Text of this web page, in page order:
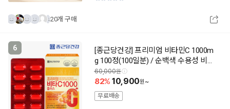
20개 구매
6
[종근당건강] 프리미엄 비타민C 1000m
g 100정(100일분) / 순백색 수용성 비타
민씨
60,000
82 10,900
~
무료배송